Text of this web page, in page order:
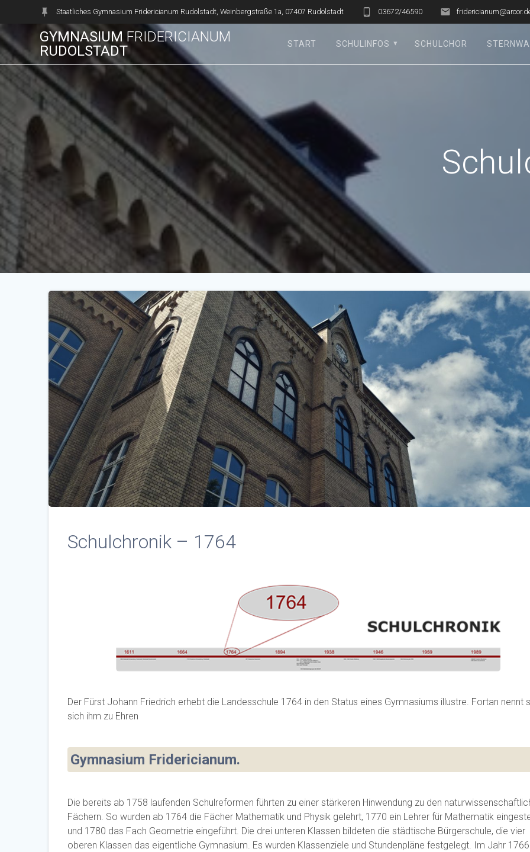
springen
Staatliches Gymnasium Fridericianum Rudolstadt, Weinbergstraße 1a, 07407 Rudolstadt 03672/46590
GYMNASIUM FRIDERICIANUM
RUDOLSTADT
START SCHULINFOS SCHULCHOR
Schulchronik – 1764
Der Fürst Johann Friedrich erhebt die Landesschule 1764 in den Status eines Gymnasiums illustre. Fortan nennt
sich ihm zu Ehren
Gymnasium Fridericianum.
Die bereits ab 1758 laufenden Schulreformen führten zu einer stärkeren Hinwendung zu den
Fächern. So wurden ab 1764 die Fächer Mathematik und Physik gelehrt, 1770 ein Lehrer für Mathematik
und 1780 das Fach Geometrie eingeführt. Die drei unteren Klassen bildeten die städtische Bürgerschule, die vier
oberen Klassen das eigentliche Gymnasium. Es wurden Klassenziele und Stundenpläne festgelegt. Im Jahr 1766